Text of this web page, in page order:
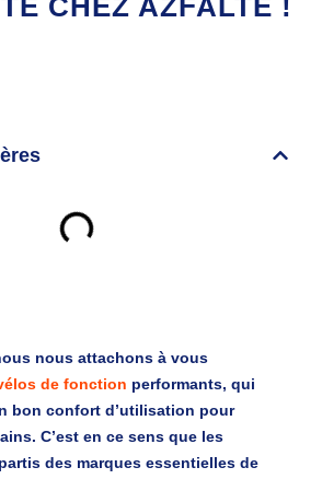
nous attachons à vous
de fonction performants, qui
bon confort d’utilisation pour
C’est en ce sens que les
des marques essentielles de